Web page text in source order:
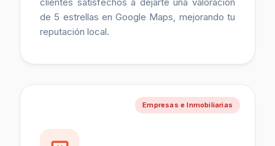
de 5 estrellas en Google Maps, mejorando tu
reputación local.
Empresas e Inmobiliarias